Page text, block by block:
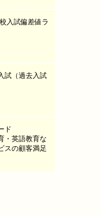
入試偏差値ラ
試（過去入試
ド
・英語教育な
スの顧客満足